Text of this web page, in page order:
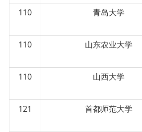
110
青岛大学
110
山东农业大学
110
山西大学
121
首都师范大学